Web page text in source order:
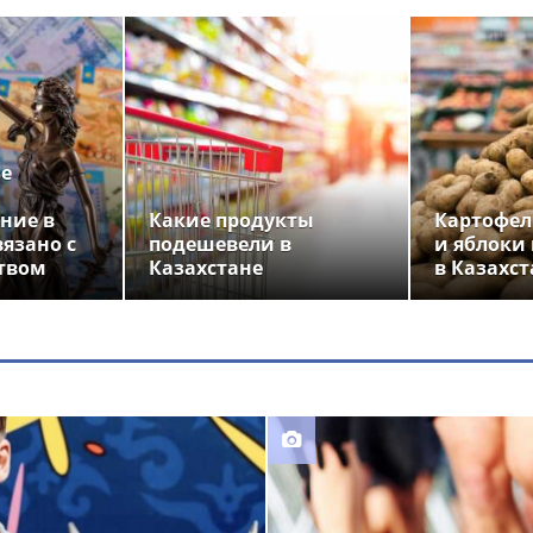
в
с
Какие продукты
подешевели в
Казахстане
и
в